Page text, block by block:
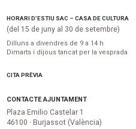
HORARI D’ESTIU SAC – CASA DE CULTURA
(del 15 de juny al 30 de setembre)
Dilluns a divendres de 9 a 14 h
Dimarts i dijous tancat per la vesprada
CITA PRÈVIA
CONTACTE AJUNTAMENT
Plaza Emilio Castelar 1
46100 · Burjassot (València)